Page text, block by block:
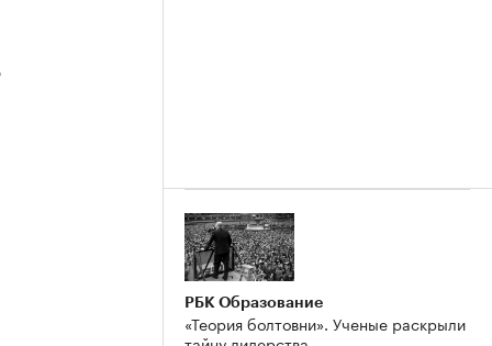
РБК Образование
«Теория болтовни». Ученые раскрыли